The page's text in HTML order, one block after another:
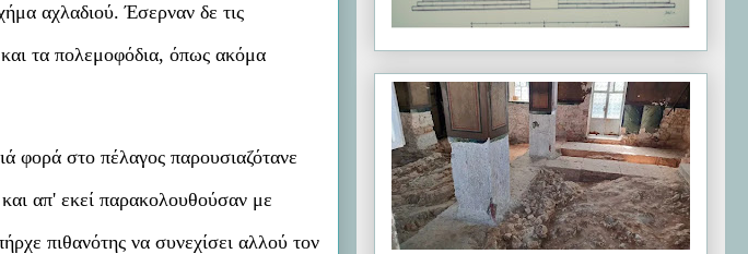
αχλαδιού. Έσερναν δε τις
τα πολεμοφόδια, όπως ακόμα
φορά στο πέλαγος παρουσιαζότανε
απ' εκεί παρακολουθούσαν με
πιθανότης να συνεχίσει αλλού τον